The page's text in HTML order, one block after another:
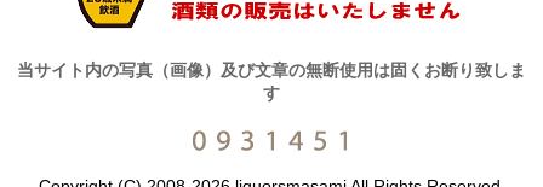
当サイト内の写真（画像）及び文章の無断使用は固くお断り致しま
す